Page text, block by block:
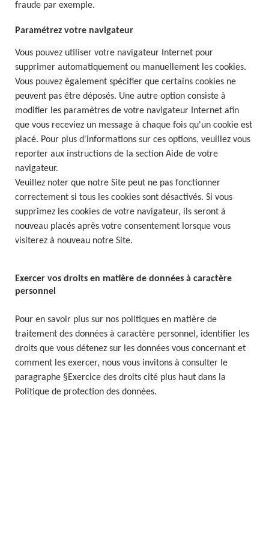
fraude par exemple.
Paramétrez votre navigateur
Vous pouvez utiliser votre navigateur Internet pour
supprimer automatiquement ou manuellement les cookies.
Vous pouvez également spécifier que certains cookies ne
peuvent pas être déposés. Une autre option consiste à
modifier les paramètres de votre navigateur Internet afin
que vous receviez un message à chaque fois qu'un cookie est
placé. Pour plus d'informations sur ces options, veuillez vous
reporter aux instructions de la section Aide de votre
navigateur.
Veuillez noter que notre Site peut ne pas fonctionner
correctement si tous les cookies sont désactivés. Si vous
supprimez les cookies de votre navigateur, ils seront à
nouveau placés après votre consentement lorsque vous
visiterez à nouveau notre Site.
Exercer vos droits en matière de données à caractère
personnel
Pour en savoir plus sur nos politiques en matière de
traitement des données à caractère personnel, identifier les
droits que vous détenez sur les données vous concernant et
comment les exercer, nous vous invitons à consulter le
paragraphe §Exercice des droits cité plus haut dans la
Politique de protection des données.